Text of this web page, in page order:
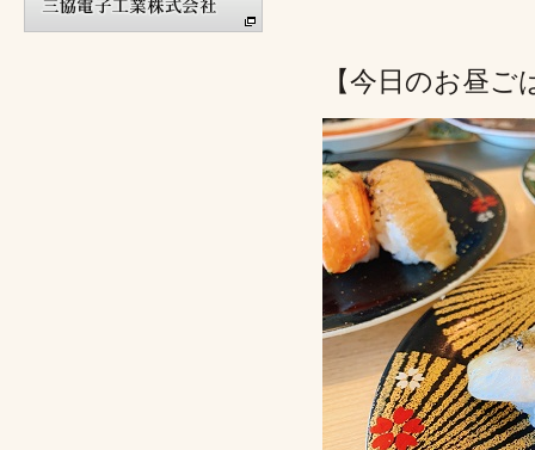
【今日のお昼ご